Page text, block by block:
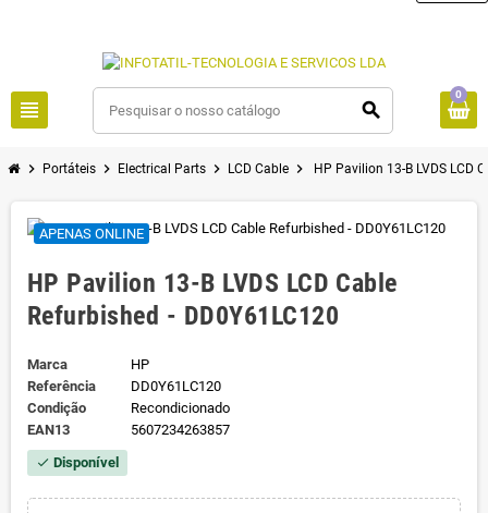
view_headline search
0
chevron_right Portáteis chevron_right Electrical Parts chevron_right LCD Cable chevron_right HP Pavilion 13-B LVDS LCD
APENAS ONLINE
HP Pavilion 13-B LVDS LCD Cable
Refurbished - DD0Y61LC120
Marca
HP
Referência
DD0Y61LC120
Condição
Recondicionado
EAN13
5607234263857
check Disponível